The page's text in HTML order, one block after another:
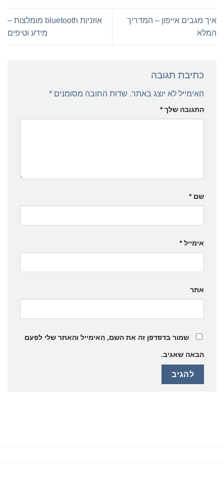
איך מגבים אייפון – המדריך
המלא
אוזניות bluetooth מומלצות –
מידע וטיפים
כתיבת תגובה
האימייל לא יוצג באתר. שדות החובה מסומנים *
התגובה שלך*
שם*
אימייל*
אתר
שמור בדפדפן זה את השם, האימייל והאתר שלי לפעם
הבאה שאגיב.